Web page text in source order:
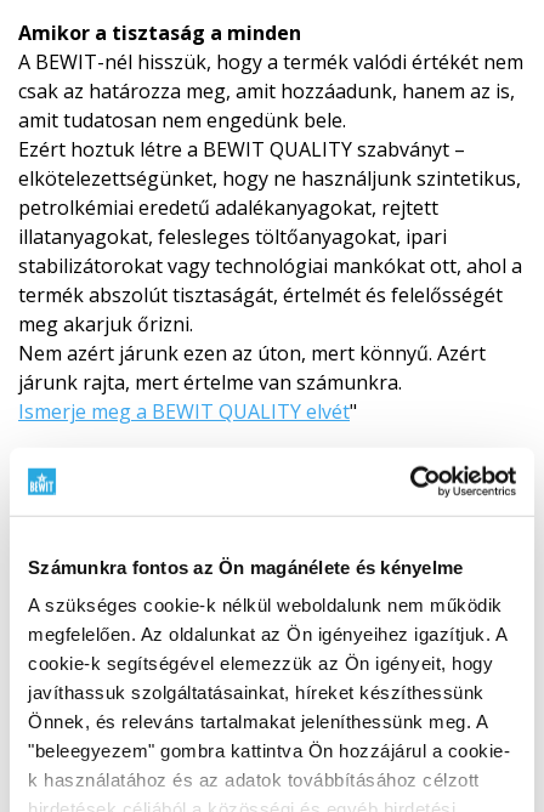
Számunkra fontos az Ön magánélete és kényelme
A szükséges cookie-k nélkül weboldalunk nem működik
megfelelően. Az oldalunkat az Ön igényeihez igazítjuk. A
cookie-k segítségével elemezzük az Ön igényeit, hogy
javíthassuk szolgáltatásainkat, híreket készíthessünk
Önnek, és releváns tartalmakat jeleníthessünk meg. A
"beleegyezem" gombra kattintva Ön hozzájárul a cookie-
k használatához és az adatok továbbításához célzott
Amikor a tisztaság a minden
A BEWIT-nél hisszük, hogy a termék valódi értékét nem
csak az határozza meg, amit hozzáadunk, hanem az is,
amit tudatosan nem engedünk bele.
Ezért hoztuk létre a BEWIT QUALITY szabványt –
elkötelezettségünket, hogy ne használjunk szintetikus,
petrolkémiai eredetű adalékanyagokat, rejtett
illatanyagokat, felesleges töltőanyagokat, ipari
stabilizátorokat vagy technológiai mankókat ott, ahol a
termék abszolút tisztaságát, értelmét és felelősségét
meg akarjuk őrizni.
Nem azért járunk ezen az úton, mert könnyű. Azért
járunk rajta, mert értelme van számunkra.
Ismerje meg a BEWIT QUALITY elvét"